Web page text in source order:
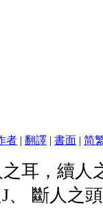
者 | 翻譯 | 書面 | 简
耳，續人
、 斷人之